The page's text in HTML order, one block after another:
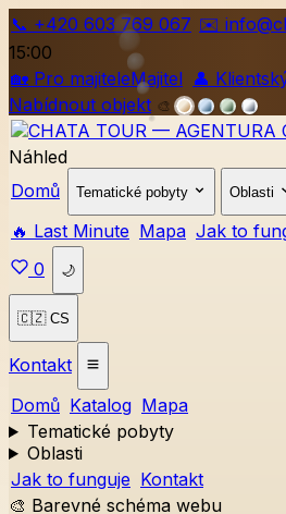
📞 +420 603 769 067 ✉️
15:00
🏡 Pro majiteleMajitel 👤
Nabídnout objekt 🎨
Náhled
Domů
Tematické pobyty Oblasti
🔥 Last Minute Mapa Jak to
0
🌙
🇨🇿 CS
Kontakt
Domů Katalog Mapa
Tematické pobyty
Oblasti
Jak to funguje Kontakt
🎨 Barevné schéma webu